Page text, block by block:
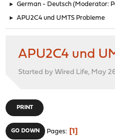
► German - Deutsch (Moderator:
► APU2C4 und UMTS Probleme
APU2C4 und
Started by Wired Life, May
PRINT
GO DOWN Pages 1